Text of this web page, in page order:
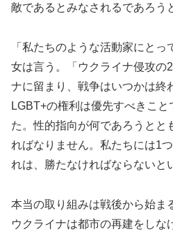
敵であるとみなされるであろう
「私たちのような活動家にと
女は言う。「ウクライナ侵攻の
ナに留まり、戦争はいつかは終
LGBT+の権利は優先すべきこ
た。性的指向が何であろうとと
ればなりません。私たちには1
れは、勝たなければならないと
本当の取り組みは戦後から始ま
ウクライナは都市の再建をしな